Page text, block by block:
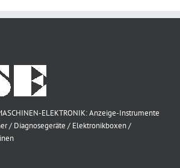
ELEKTRONIK: Anzeige-Instrumente
/ Diagnosegeräte / Elektronikboxen /